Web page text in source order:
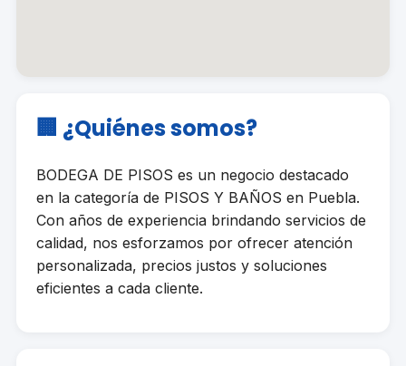
🏢 ¿Quiénes somos?
BODEGA DE PISOS es un negocio destacado
en la categoría de PISOS Y BAÑOS en Puebla.
Con años de experiencia brindando servicios de
calidad, nos esforzamos por ofrecer atención
personalizada, precios justos y soluciones
eficientes a cada cliente.